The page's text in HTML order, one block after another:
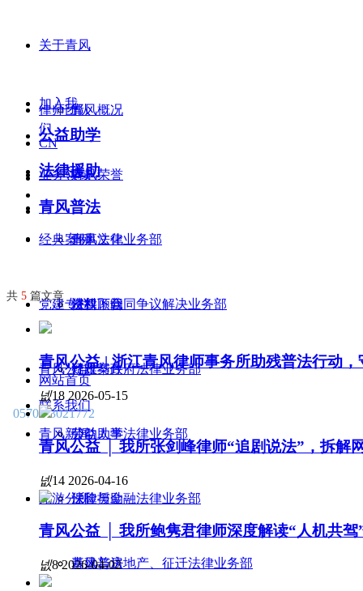
关于青风
青风概况
青风荣誉
青风文化
资料下载
律师团队
业务领域
刑事法律业务部
侵权、合同争议解决业务部
行政与政府法律业务部
劳动人事法律业务部
保险与金融法律业务部
基建与房地产、征迁法律业务部
经典案例
法律顾问
疑难案件
党建专栏
青风公益
公益助学
法律援助
青风普法
青风新闻
龙游分所
加入我
们
CN
网站首页
联系我们
0570 - 3021772
公益助学
法律援助
青风普法
共 5 篇文章
青风公益 | 浙江青风律师事务所助残普法行动
넶18 2026-05-15
青风公益 │ 我所张剑峰律师“追剧说法”，拆解
넶14 2026-04-16
青风公益 │ 我所鲍隽君律师深度解读“人机共
넶8 2026-04-02